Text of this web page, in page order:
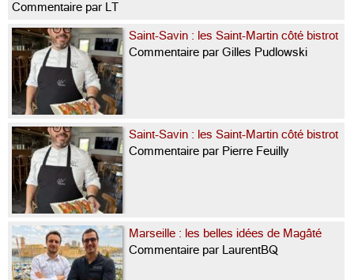
Commentaire par LT
Saint-Savin : les Saint-Martin côté bistrot
Commentaire par Gilles Pudlowski
Saint-Savin : les Saint-Martin côté bistrot
Commentaire par Pierre Feuilly
Marseille : les belles idées de Magâté
Commentaire par LaurentBQ